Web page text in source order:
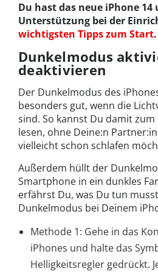
Du hast das neue iPhone
Unterstützung bei der
wichtigsten Tipps zum Start.
Dunkelmodus
deaktivieren
Der Dunkelmodus des
besonders gut, wenn die
sind. So kannst Du damit
lesen, ohne Deine:n
vielleicht schon schlafen
Außerdem hüllt der
Smartphone in ein dunkles
erfährst Du, was Du tun
Dunkelmodus bei Deinem
Methode 1: Gehe in das
iPhones und halte das
Helligkeitsregler gedrückt.